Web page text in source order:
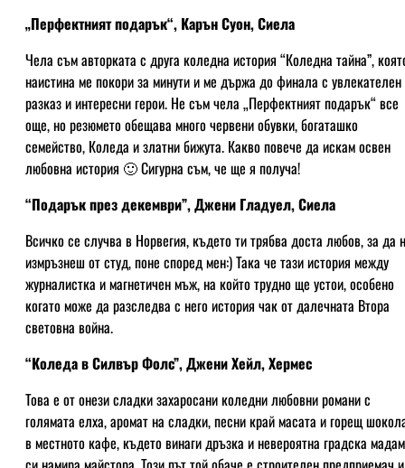
„Перфектният подарък“, Карън Суон, Сиела
Чела съм авторката с друга коледна история “Коледна тайна”,
наистина ме покори за минути и ме държа до финала с увлекателен
разказ и интересни герои. Не съм чела „Перфектният подарък“ все
още, но резюмето обещава много червени обувки, богаташко
семейство, Коледа и златни бижута. Какво повече да искам освен
любовна история 🙂 Сигурна съм, че ще я получа!
“Подарък през декември”, Джени Гладуел, Сиела
Всичко се случва в Норвегия, където ти трябва доста любов, за да
измръзнеш от студ, поне според мен:) Така че тази история между
журналистка и магнетичен мъж, на който трудно ще устои, особено
когато може да разследва с него история чак от далечната Втора
световна война.
“Коледа в Силвър Фолс”, Джени Хейл, Хермес
Това е от онези сладки захаросани коледни любовни романи с
голямата елха, аромат на сладки, песни край масата и горещ
в местното кафе, където винаги дръзка и невероятна градска